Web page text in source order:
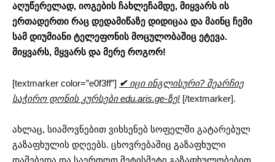
აღუწერელად, იოგების ჩახლეჩამდე, მიყვარს ის
ერთადერთი რაც დედამიწაზე დიდიცაა და მაინც ჩემი
სამ დიუმიანი ტელეფონის მოცულობაშიც ეტევა.
მიყვარს, მყვარს და მერე როგორ!
[textmarker color=”e0f3ff”] ✔იცი ინგლისური? შეარჩიე
საჭირო დონის კურსები edu.aris.ge-ზე! [/textmarker].
ახლაც, სიამოვნებით ვიხსენებ სოფელში გატარებულ
გაზაფხულის დღეებს. ცხოვრებაშიც გაზაფხული